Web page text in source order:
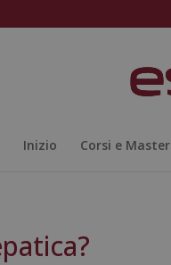
Inizio Corsi e Master